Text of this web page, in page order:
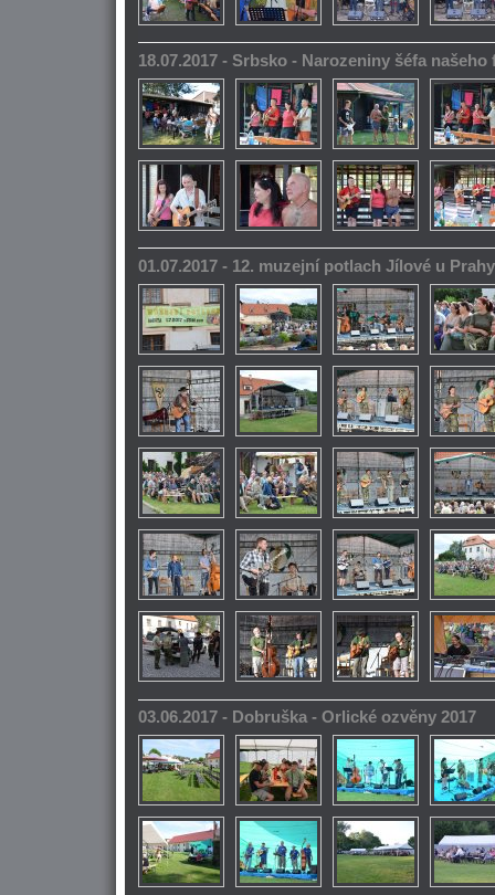
18.07.2017 - Srbsko - Narozeniny šéfa našeho
01.07.2017 - 12. muzejní potlach Jílové u Prahy
03.06.2017 - Dobruška - Orlické ozvěny 2017